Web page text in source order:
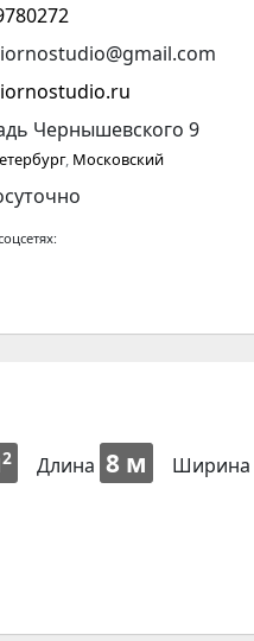
Чернышевского 9
, Московский
2 Длина 8 м Ширина